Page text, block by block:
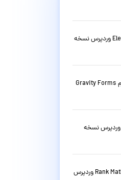
افزونه صفحه ساز المنتور پرو Elementor Pro وردپرس نسخه
افزونه فرم ساز حرفه ای وردپرس گرویتی فرم Gravity Forms
افزونه فارسی سئو Yoast SEO Premium وردپرس نسخه
دانلود افزونه سئو حرفه ای رنک مث Rank Math Pro وردپرس